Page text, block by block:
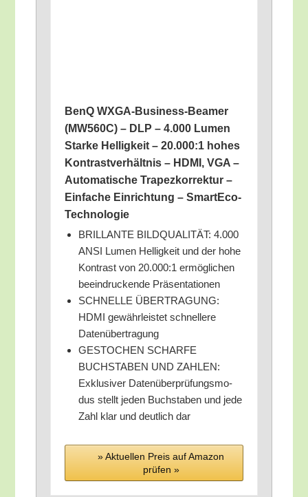
BenQ WXGA-Busi­ness-Bea­mer
(MW560C) – DLP – 4.000 Lumen
Star­ke Hel­lig­keit – 20.000:1 hohes
Kon­trast­ver­hält­nis – HDMI, VGA –
Auto­ma­ti­sche Tra­pez­kor­rek­tur –
Ein­fa­che Ein­rich­tung – SmartEco-
Technologie
BRILLANTE BILDQUALITÄT: 4.000
ANSI Lumen Hel­lig­keit und der hohe
Kon­trast von 20.000:1 ermög­li­chen
beein­dru­cken­de Präsentationen
SCHNELLE ÜBERTRAGUNG:
HDMI gewähr­leis­tet schnel­le­re
Datenübertragung
GESTOCHEN SCHARFE
BUCHSTABEN UND ZAHLEN:
Exklu­si­ver Daten­über­prü­fungs­mo­
dus stellt jeden Buch­sta­ben und jede
Zahl klar und deut­lich dar
» Aktu­el­len Preis auf Ama­zon
prü­fen »